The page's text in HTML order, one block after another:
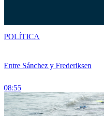
Entre Sánchez y Frederiksen
08:55
POLÍTICA